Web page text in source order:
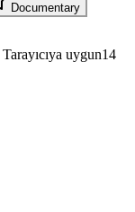
Documentary
Tarayıcıya uygun14